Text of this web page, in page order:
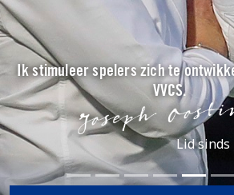
Ik stimuleer spelers zich te
VVCS.
Lid sinds